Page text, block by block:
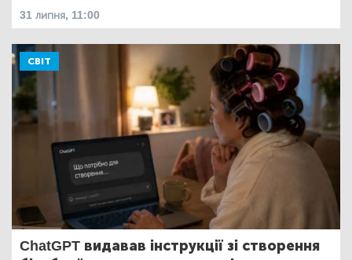
31 липня, 11:00
СВІТ
ChatGPT видавав інструкції зі створення